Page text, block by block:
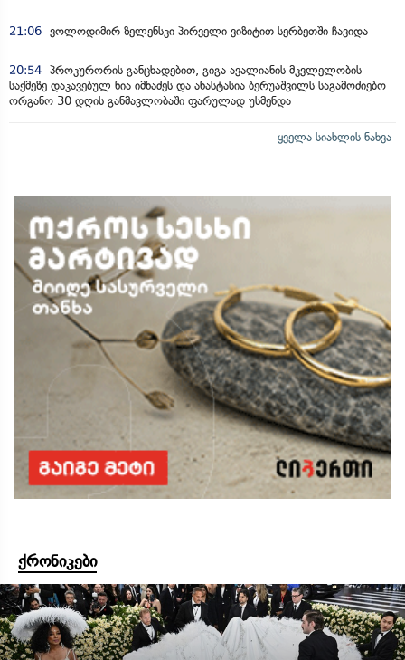
21:06 ვოლოდიმირ ზელენსკი პირველი ვიზიტით სერბეთში ჩავიდა
20:54 პროკურორის განცხადებით, გიგა ავალიანის მკვლელობის
საქმეზე დაკავებულ ნია იმნაძეს და ანასტასია ბერუაშვილს საგამოძიებო
ორგანო 30 დღის განმავლობაში ფარულად უსმენდა
ყველა სიახლის ნახვა
ქრონიკები